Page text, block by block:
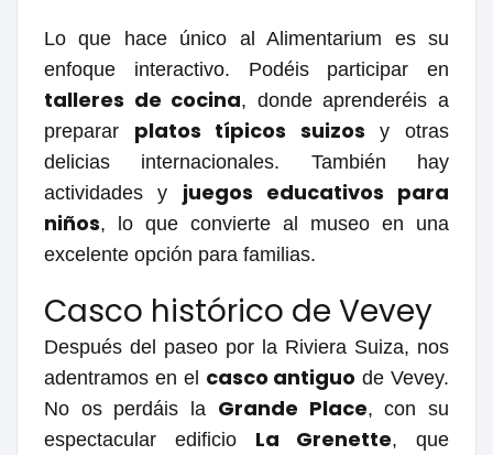
Lo que hace único al Alimentarium es su
enfoque interactivo. Podéis participar en
talleres de cocina, donde aprenderéis a
preparar platos típicos suizos y otras
delicias internacionales. También hay
actividades y juegos educativos para
niños, lo que convierte al museo en una
excelente opción para familias.
Casco histórico de Vevey
Después del paseo por la Riviera Suiza, nos
adentramos en el casco antiguo de Vevey.
No os perdáis la Grande Place, con su
espectacular edificio La Grenette, que